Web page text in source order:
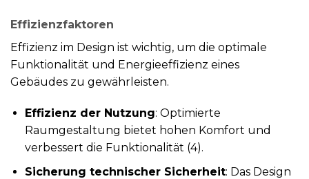
Effizienzfaktoren
Effizienz im Design ist wichtig, um die optimale
Funktionalität und Energieeffizienz eines
Gebäudes zu gewährleisten.
Effizienz der Nutzung: Optimierte
Raumgestaltung bietet hohen Komfort und
verbessert die Funktionalität (4).
Sicherung technischer Sicherheit: Das Design